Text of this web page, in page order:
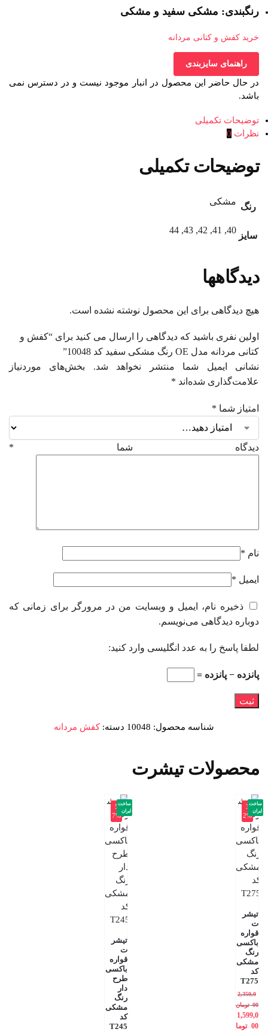
رنگبندی: مشکی سفید و مشکی
خرید کفش و کتانی مردانه
راهنمای سایزبندی
در حال حاضر این محصول در انبار موجود نیست و در دسترس نمی
باشد.
توضیحات تکمیلی
نظرات 0
توضیحات تکمیلی
رنگ
مشکی
سایز
40, 41, 42, 43, 44
دیدگاهها
هیچ دیدگاهی برای این محصول نوشته نشده است.
اولین نفری باشید که دیدگاهی را ارسال می کنید برای “کفش و
کتانی مردانه مدل OE رنگ مشکی سفید کد 10048”
نشانی ایمیل شما منتشر نخواهد شد.
بخش‌های موردنیاز
علامت‌گذاری شده‌اند *
امتیاز شما *
دیدگاه شما *
نام *
ایمیل *
ذخیره نام، ایمیل و وبسایت من در مرورگر برای زمانی که
دوباره دیدگاهی می‌نویسم.
لطفا پاسخ را به عدد انگلیسی وارد کنید:
پانزده − پانزده =
شناسه محصول: 10048 دسته:کفش مردانه
محصولات تیشرت
-3
2%
تیشر
ت
قواره
باکسی
رنگ
مشکی
کد
T275
2,350,0
00 تومان
1,599,0
00 توما
ساخت
ایران
-5
7%
تیشر
ت
قواره
باکسی
طرح
دار
رنگ
مشکی
کد
T245
ساخت
ایران